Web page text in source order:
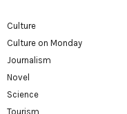
Culture
Culture on Monday
Journalism
Novel
Science
Tourism